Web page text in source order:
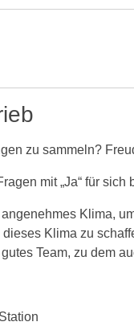
zu sammeln?
mit „Ja“ für
Klima,
Klima zu
Team, zu dem